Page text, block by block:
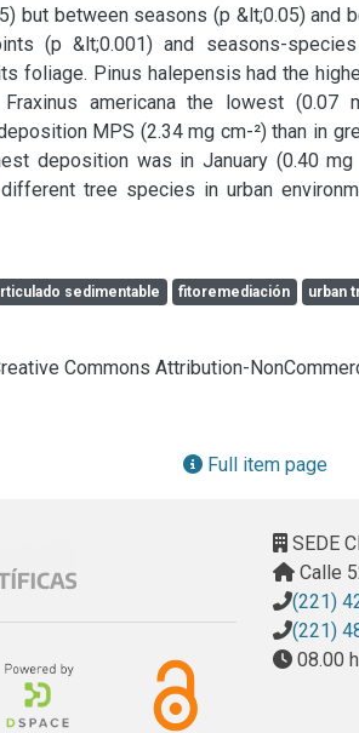
between seasons (p &lt;0.05) and
(p &lt;0.001) and seasons-species
foliage. Pinus halepensis had the
americana the lowest (0.07
MPS (2.34 mg cm-²) than in
deposition was in January (0.40 mg
tree species in urban
sedimentable fitoremediación urban
Commons Attribution-
Full item page
SEDE
Calle
(221)
(221)
08.00